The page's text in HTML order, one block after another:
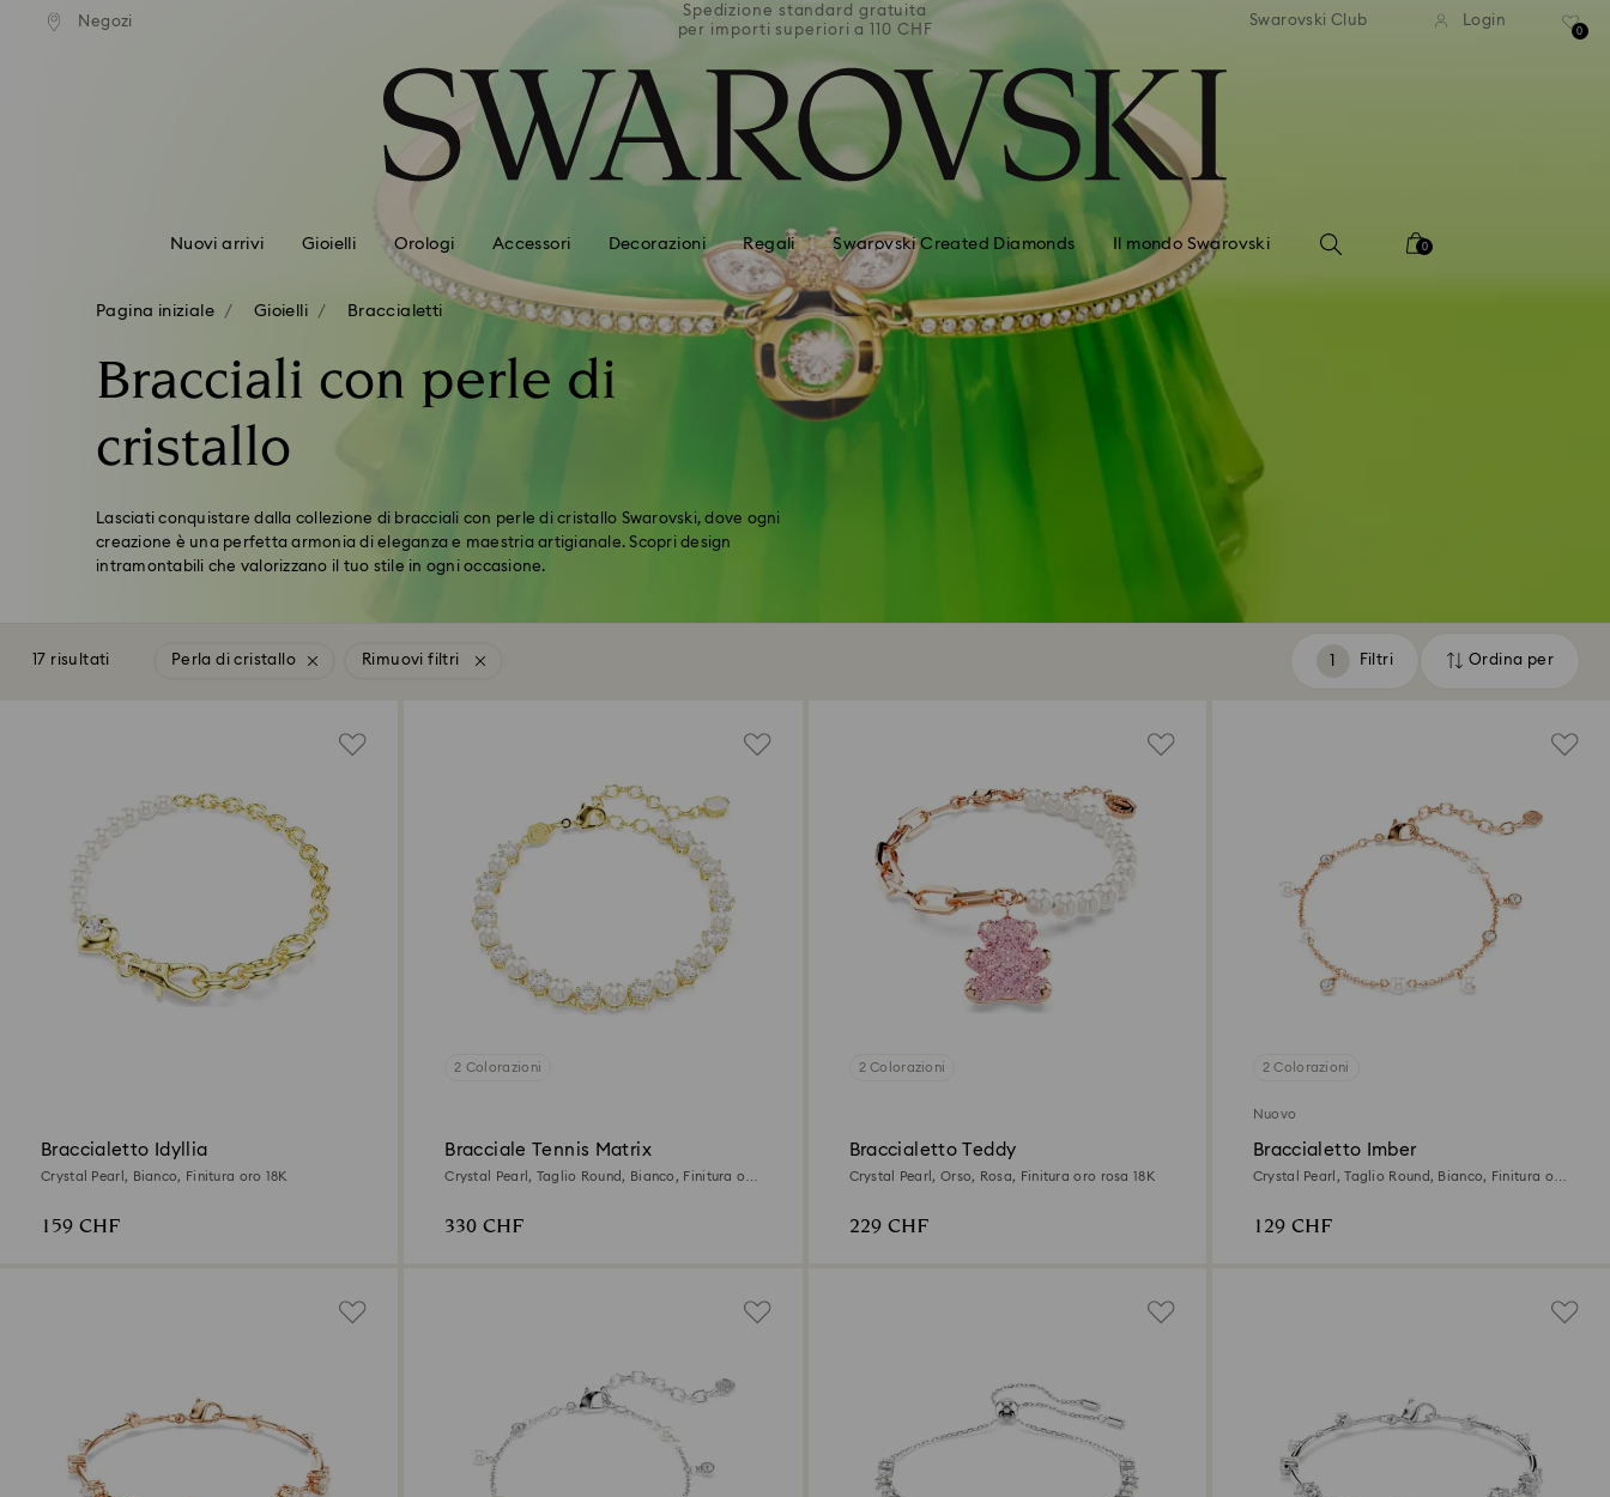
Accesskeys list
Negozi
standard gratuita
superiori a 110 CHF
Spedizione standard gratuita
per importi superiori a 110 CHF
Spedizione standard gratuita
per importi superiori a 110 CHF
Spedizione standard
per importi superiori a
Swarovski Club Login
0
Nuovi arrivi Gioielli Orologi Accessori Decorazioni Regali Swarovski Created Diamonds Il mondo Swarovski 0
Pagina iniziale Gioielli Braccialetti
Bracciali con perle di
cristallo
Lasciati conquistare dalla collezione di bracciali con perle di cristallo Swarovski, dove ogni
creazione è una perfetta armonia di eleganza e maestria artigianale. Scopri design
intramontabili che valorizzano il tuo stile in ogni occasione.
17 risultati Perla di cristallo Rimuovi filtri Filtri
Filtri Ordina per
Ordina
Braccialetto Idyllia
Crystal Pearl, Bianco, Finitura oro 18K
159 CHF
2 Colorazioni
Bracciale Tennis Matrix
Crystal Pearl, Taglio Round, Bianco, Finitura oro
330 CHF
2 Colorazioni
Braccialetto Teddy
Crystal Pearl, Orso, Rosa, Finitura oro rosa 18K
229 CHF
2 Colorazioni
Nuovo
Braccialetto Imber
Crystal Pearl, Taglio Round, Bianco, Finitura oro
129 CHF